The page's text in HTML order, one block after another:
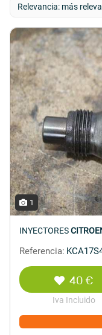
1
INYECTORES
Referencia:
40 €
Iva Incluido